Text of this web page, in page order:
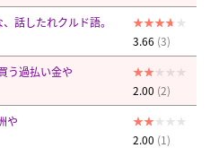
話したれクルド語。
3.66 (3)
う過払い金や
2.00 (2)
や
2.00 (1)